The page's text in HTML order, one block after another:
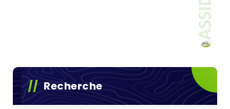
Recherche